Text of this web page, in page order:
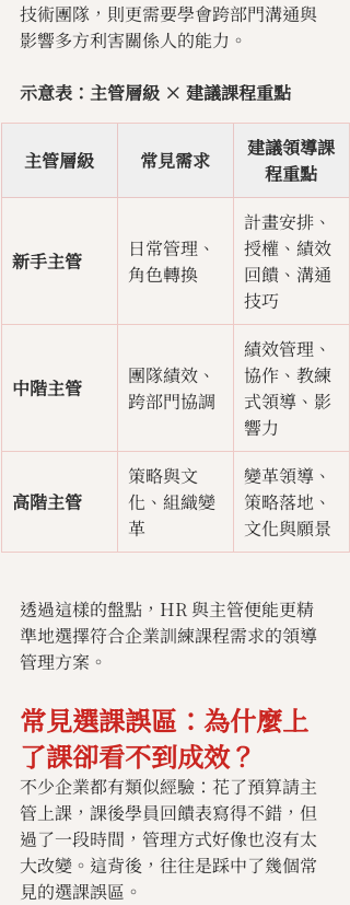
技術團隊，則更需要學會跨部門溝通與
影響多方利害關係人的能力。
示意表：主管層級 × 建議課程重點
主管層級 常見需求
建議領導課
程重點
新手主管
日常管理、
角色轉換
計畫安排、
授權、績效
回饋、溝通
技巧
中階主管
團隊績效、
跨部門協調
績效管理、
協作、教練
式領導、影
響力
高階主管
策略與文
化、組織變
革
變革領導、
策略落地、
文化與願景
透過這樣的盤點，HR 與主管便能更精
準地選擇符合企業訓練課程需求的領導
管理方案。
常見選課誤區：為什麼上
了課卻看不到成效？
不少企業都有類似經驗：花了預算請主
管上課，課後學員回饋表寫得不錯，但
過了一段時間，管理方式好像也沒有太
大改變。這背後，往往是踩中了幾個常
見的選課誤區。